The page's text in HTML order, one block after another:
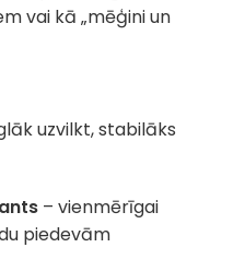
vai kā „mēģini un
uzvilkt, stabilāks
– vienmērīgai
piedevām